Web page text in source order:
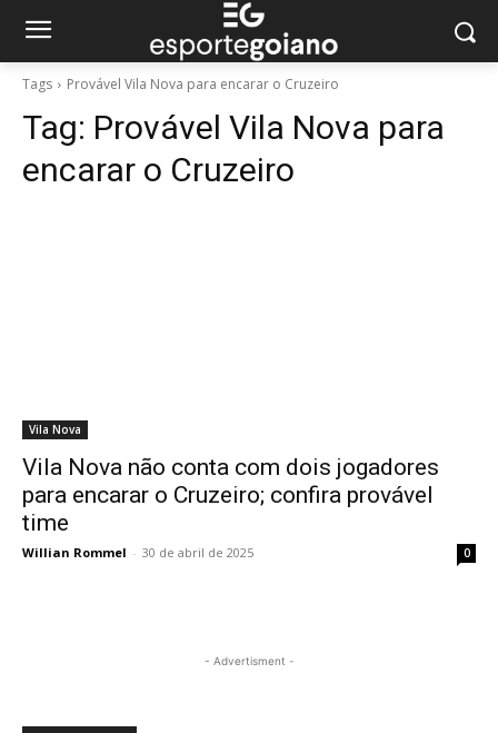
Tags Provável Vila Nova para encarar o Cruzeiro
Tag: Provável Vila Nova para
encarar o Cruzeiro
Vila Nova
Vila Nova não conta com dois jogadores
para encarar o Cruzeiro; confira provável
time
Willian Rommel - 30 de abril de 2025 0
- Advertisment -